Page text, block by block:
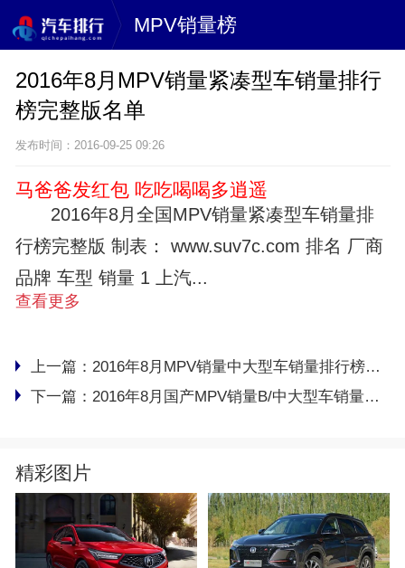
MPV销量榜
2016年8月MPV销量紧凑型车销量排行
榜完整版名单
发布时间：2016-09-25 09:26
马爸爸发红包 吃吃喝喝多逍遥
2016年8月全国MPV销量紧凑型车销量排
行榜完整版 制表： www.suv7c.com 排名 厂商
品牌 车型 销量 1 上汽...
查看更多
上一篇： 2016年8月MPV销量中大型车销量排行榜完整版名单
下一篇： 2016年8月国产MPV销量B/中大型车销量排行榜完整版名单
精彩图片